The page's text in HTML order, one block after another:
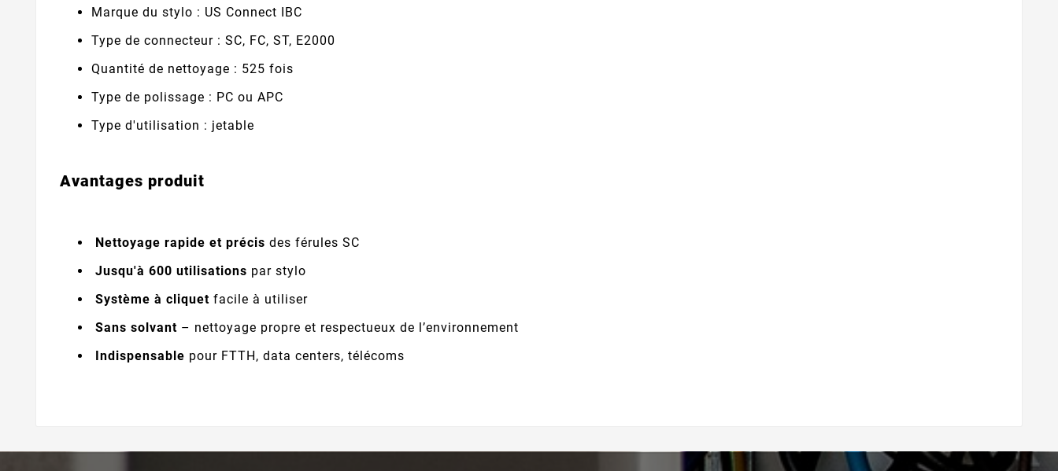
Marque du stylo : US Connect IBC
Type de connecteur : SC, FC, ST, E2000
Quantité de nettoyage : 525 fois
Type de polissage : PC ou APC
Type d'utilisation : jetable
Avantages produit
Nettoyage rapide et précis des férules SC
Jusqu'à 600 utilisations par stylo
Système à cliquet facile à utiliser
Sans solvant – nettoyage propre et respectueux de l’environnement
Indispensable pour FTTH, data centers, télécoms